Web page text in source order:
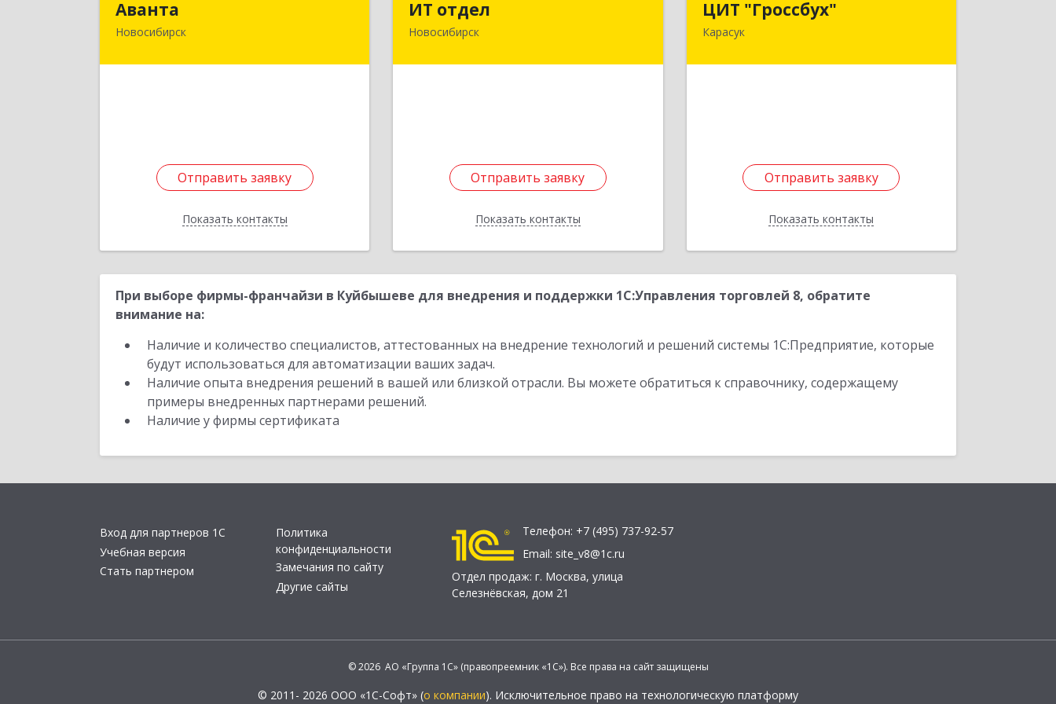
Аванта
Новосибирск
Отправить заявку
Показать контакты
630132, Новосибирская обл,
Отправить заявку
Назад
ИТ отдел
Новосибирск
Отправить заявку
Показать контакты
630091, Новосибирская обл,
Отправить заявку
Назад
ЦИТ "Гроссбух"
Карасук
Отправить заявку
Показать контакты
Отправить заявку
Назад
При выборе фирмы-франчайзи в Куйбышеве для внедрения и поддержки 1С:Управления торговлей 8, обратите
внимание на:
Наличие и количество специалистов, аттестованных на внедрение технологий и решений системы 1С:Предприятие, которые
будут использоваться для автоматизации ваших задач.
Наличие опыта внедрения решений в вашей или близкой отрасли. Вы можете обратиться к справочнику, содержащему
примеры внедренных партнерами решений.
Наличие у фирмы сертификата
Вход для партнеров 1С
Учебная версия
Стать партнером
Политика
конфиденциальности
Замечания по сайту
Другие сайты
Телефон: +7 (495) 737-92-57
Email: site_v8@1c.ru
Отдел продаж: г. Москва, улица
Селезнёвская, дом 21
© 2026 АО «Группа 1С» (правопреемник «1С»). Все права на сайт защищены
© 2011- 2026 ООО «1С-Софт» (о компании). Исключительное право на технологическую платформу